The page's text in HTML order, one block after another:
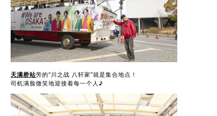
天满桥站旁的“川之战 八轩家”就是集合地点！
司机满脸微笑地迎接着每一个人♪